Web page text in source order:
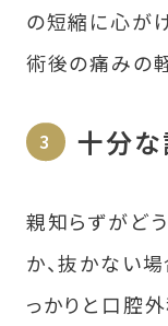
の短縮に心が
術後の痛みの
十分
親知らずがど
か、抜かない
っかりと口腔